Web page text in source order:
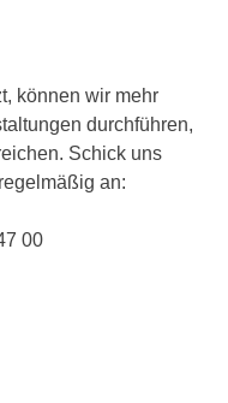
können wir mehr
durchführen,
Schick uns
an:
00